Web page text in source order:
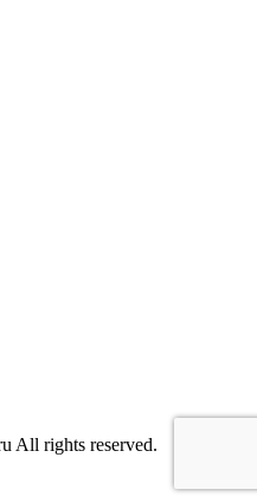
All rights reserved.